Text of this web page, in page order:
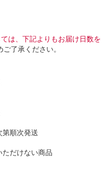
は、下記よりもお届け日数を
ご了承ください。
順次発送
だけない商品